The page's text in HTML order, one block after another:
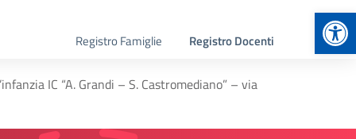
Registro Famiglie Registro Docenti
IC “A. Grandi – S. Castromediano” – via